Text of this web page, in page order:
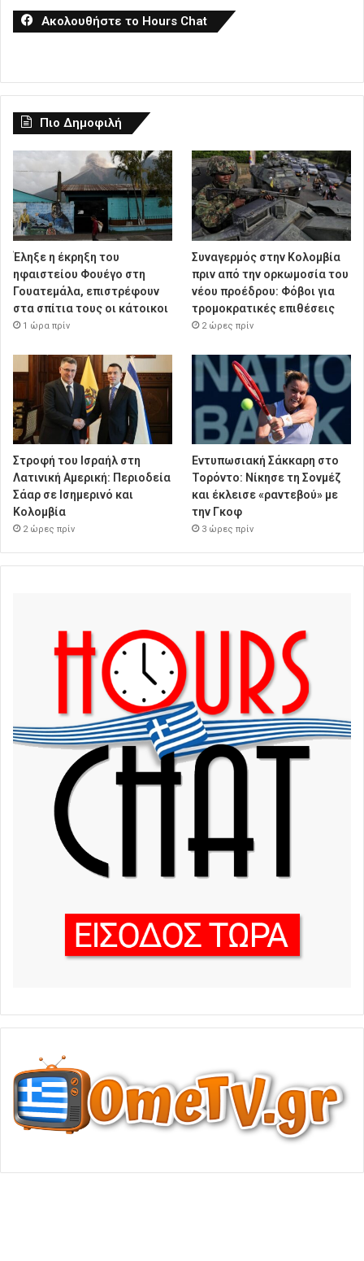
Ακολουθήστε το Hours Chat
Πιο Δημοφιλή
Έληξε η έκρηξη του
ηφαιστείου Φουέγο στη
Γουατεμάλα, επιστρέφουν
στα σπίτια τους οι κάτοικοι
1 ώρα πρίν
Συναγερμός στην Κολομβία
πριν από την ορκωμοσία του
νέου προέδρου: Φόβοι για
τρομοκρατικές επιθέσεις
2 ώρες πρίν
Στροφή του Ισραήλ στη
Λατινική Αμερική: Περιοδεία
Σάαρ σε Ισημερινό και
Κολομβία
2 ώρες πρίν
Εντυπωσιακή Σάκκαρη στο
Τορόντο: Νίκησε τη Σονμέζ
και έκλεισε «ραντεβού» με
την Γκοφ
3 ώρες πρίν